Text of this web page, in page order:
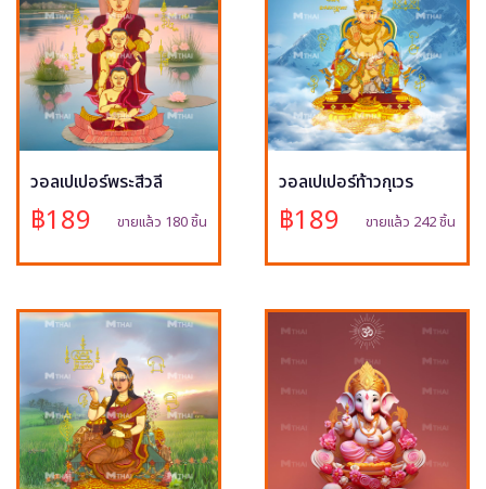
วอลเปเปอร์พระสีวลี
฿189 ขายแล้ว 180 ชิ้น
วอลเปเปอร์ท้าวกุเวร
฿189 ขายแล้ว 242 ชิ้น